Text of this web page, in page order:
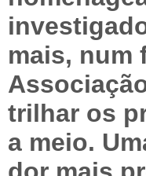
mais, num
trilhar os
a meio.